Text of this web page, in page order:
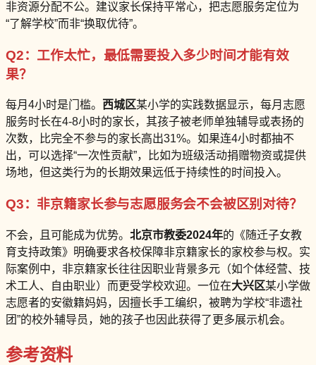
非资源分配不公。建议家长保持平常心，把志愿服务定位为
“了解学校”而非“换取优待”。
Q2：工作太忙，最低需要投入多少时间才能有效
果？
每月4小时是门槛。 西城区某小学的实践数据显示，每月志愿
服务时长在4-8小时的家长，其孩子被老师单独辅导或表扬的
次数，比完全不参与的家长高出31%。如果连4小时都抽不
出，可以选择“一次性贡献”，比如为班级活动捐赠物资或提供
场地，但这类行为的长期效果远低于持续性的时间投入。
Q3：非京籍家长参与志愿服务会不会被区别对待？
不会，且可能成为优势。 北京市教委2024年的《随迁子女教
育支持政策》明确要求各校保障非京籍家长的家校参与权。实
际案例中，非京籍家长往往因职业背景多元（如个体经营、技
术工人、自由职业）而更受学校欢迎。一位在大兴区某小学做
志愿者的安徽籍妈妈，因擅长手工编织，被聘为学校“非遗社
团”的校外辅导员，她的孩子也因此获得了更多展示机会。
参考资料